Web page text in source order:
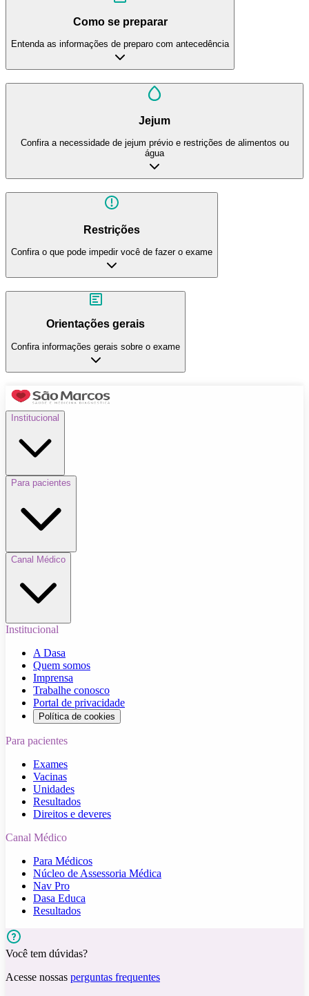
Como se preparar
Entenda as informações de preparo com antecedência
Jejum
Confira a necessidade de jejum prévio e restrições de alimentos ou
água
Restrições
Confira o que pode impedir você de fazer o exame
Orientações gerais
Confira informações gerais sobre o exame
Institucional
Para pacientes
Canal Médico
Institucional
A Dasa
Quem somos
Imprensa
Trabalhe conosco
Portal de privacidade
Política de cookies
Para pacientes
Exames
Vacinas
Unidades
Resultados
Direitos e deveres
Canal Médico
Para Médicos
Núcleo de Assessoria Médica
Nav Pro
Dasa Educa
Resultados
Você tem dúvidas?
Acesse nossas perguntas frequentes